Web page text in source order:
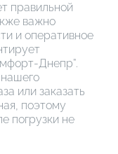
правильной
важно
и оперативное
Днепр”.
или заказать
поэтому
погрузки не